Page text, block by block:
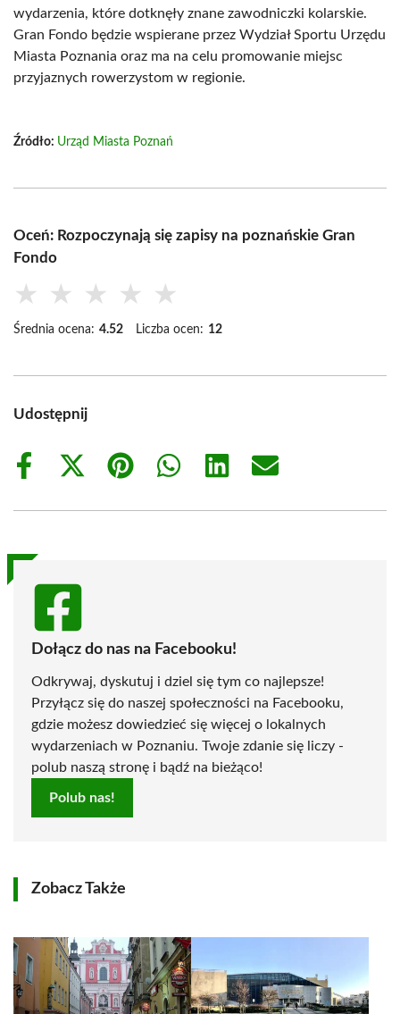
wydarzenia, które dotknęły znane zawodniczki kolarskie.
Gran Fondo będzie wspierane przez Wydział Sportu Urzędu
Miasta Poznania oraz ma na celu promowanie miejsc
przyjaznych rowerzystom w regionie.
Źródło: Urząd Miasta Poznań
Oceń: Rozpoczynają się zapisy na poznańskie Gran
Fondo
★ ★ ★ ★ ★
Średnia ocena: 4.52 Liczba ocen: 12
Udostępnij
Share
Share
(Twitter)
Share
Share
Share
Share
Dołącz do nas na Facebooku!
Odkrywaj, dyskutuj i dziel się tym co najlepsze!
Przyłącz się do naszej społeczności na Facebooku,
gdzie możesz dowiedzieć się więcej o lokalnych
wydarzeniach w Poznaniu. Twoje zdanie się liczy -
polub naszą stronę i bądź na bieżąco!
Polub nas!
Zobacz Także